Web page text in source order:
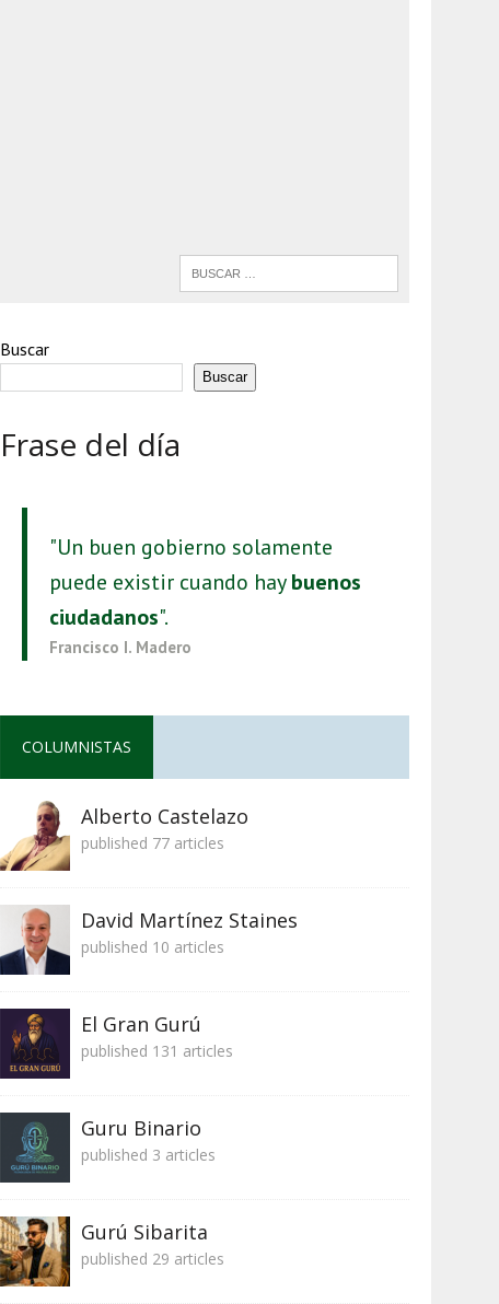
Buscar
Buscar
Frase del día
"Un buen gobierno solamente
puede existir cuando haybuenos
ciudadanos".
Francisco I. Madero
COLUMNISTAS
Alberto Castelazo
published 77 articles
David Martínez Staines
published 10 articles
El Gran Gurú
published 131 articles
Guru Binario
published 3 articles
Gurú Sibarita
published 29 articles